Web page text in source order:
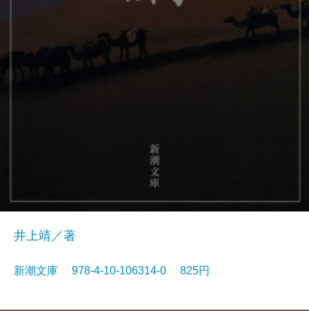
井上靖／著
新潮文庫 978-4-10-106314-0 825円